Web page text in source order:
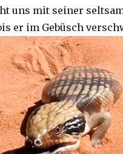
uns mit seiner
er im Gebüsch